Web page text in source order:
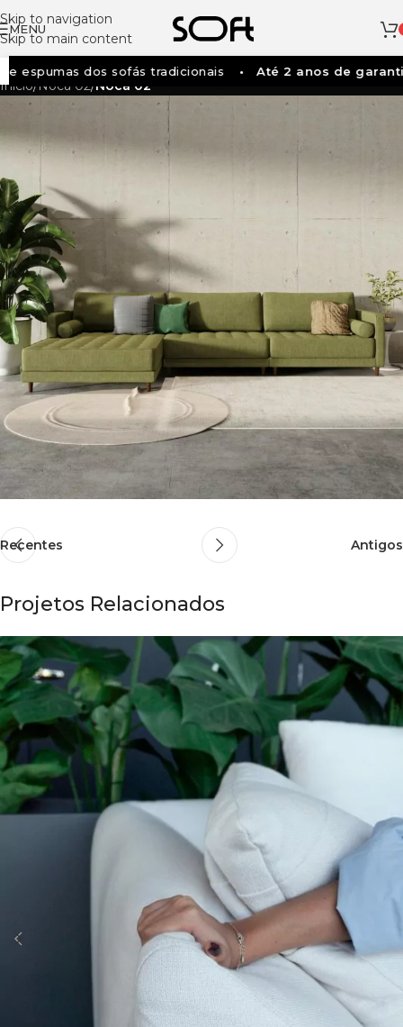
Skip to navigation
Skip to main content
MENU
espumas dos sofás tradicionais Até 2 anos de
Início/Noca 02/Noca 02
Recentes Antigos
Projetos Relacionados